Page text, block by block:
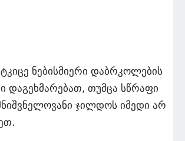
ნებისმიერი დაბრკოლების
დაგეხმარებათ, თუმცა სწრაფი
ჯილდოს იმედი არ